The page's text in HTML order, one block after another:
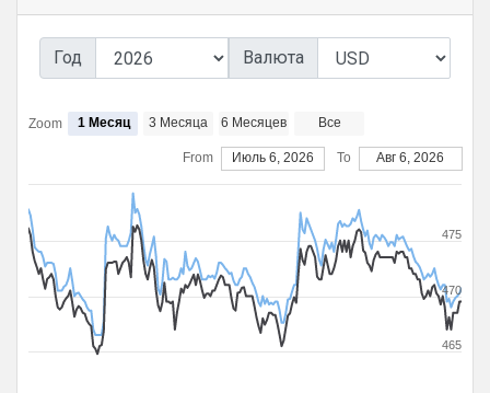
Год Валюта
Zoom 1 Месяц 3 Месяца 6 Месяцев Все
From Июль 6, 2026 To Авг 6, 2026
465
470
475